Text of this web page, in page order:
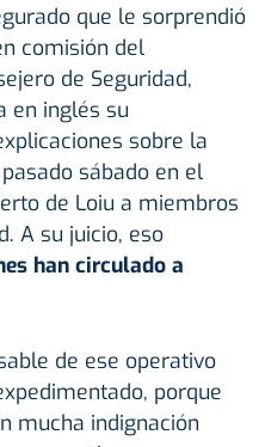
que le sorprendió
comisión del
de Seguridad,
en inglés su
sobre la
sábado en el
de Loiu a miembros
A su juicio, eso
han circulado a
de ese operativo
porque
mucha indignación